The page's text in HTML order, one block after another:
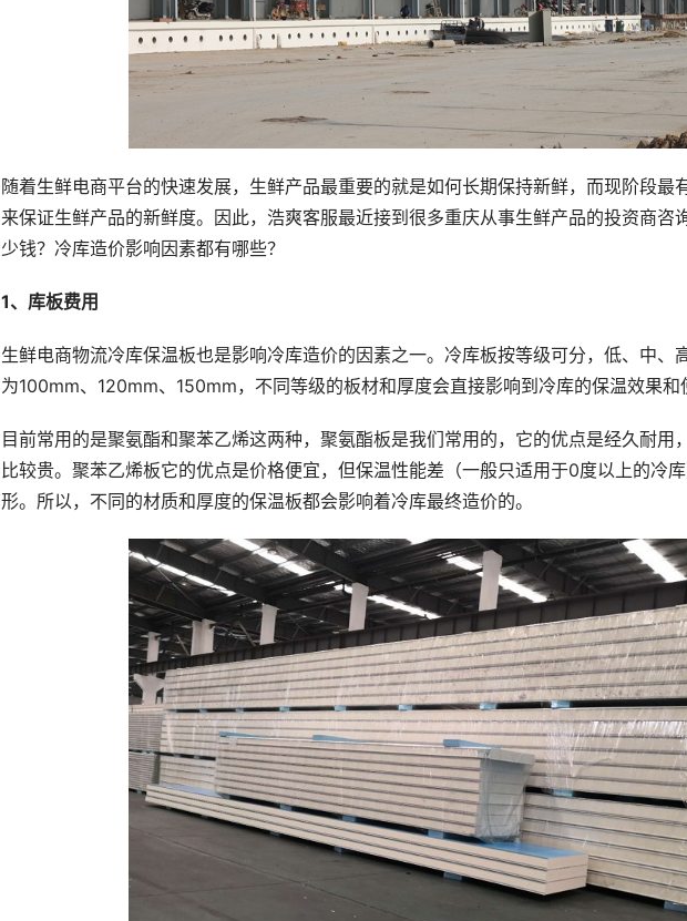
随着生鲜电商平台的快速发展，生鲜产品最重要的就是如何长期保持新鲜，而现阶段最
来保证生鲜产品的新鲜度。因此，浩爽客服最近接到很多重庆从事生鲜产品的投资商咨
少钱？冷库造价影响因素都有哪些？
1、库板费用
生鲜电商物流冷库保温板也是影响冷库造价的因素之一。冷库板按等级可分，低、中、
为100mm、120mm、150mm，不同等级的板材和厚度会直接影响到冷库的保温效果和
目前常用的是聚氨酯和聚苯乙烯这两种，聚氨酯板是我们常用的，它的优点是经久耐用
比较贵。聚苯乙烯板它的优点是价格便宜，但保温性能差（一般只适用于0度以上的冷
形。所以，不同的材质和厚度的保温板都会影响着冷库最终造价的。